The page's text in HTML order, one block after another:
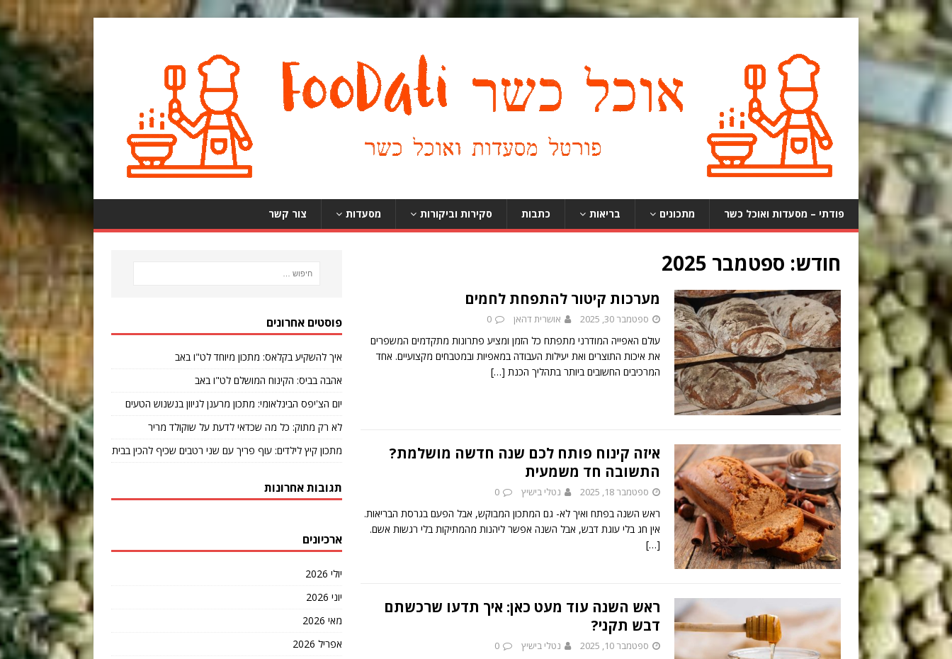
פודתי – מסעדות ואוכל כשר מתכונים בריאות כתבות סקירות וביקורות מסעדות צור קשר
חודש: ספטמבר 2025
מערכות קיטור להתפחת לחמים
ספטמבר 30, 2025 אושרית דהאן 0
עולם האפייה המודרני מתפתח כל הזמן ומציע פתרונות מתקדמים המשפרים
את איכות התוצרים ואת יעילות העבודה במאפיות ובמטבחים מקצועיים. אחד
המרכיבים החשובים ביותר בתהליך הכנת […]
איזה קינוח פותח לכם שנה חדשה מושלמת?
התשובה חד משמעית
ספטמבר 18, 2025 נטלי בישיץ 0
ראש השנה בפתח ואיך לא- גם המתכון המבוקש, אבל הפעם בגרסת הבריאות.
אין חג בלי עוגת דבש, אבל השנה אפשר ליהנות מהמתיקות בלי רגשות אשם.
[…]
ראש השנה עוד מעט כאן: איך תדעו שרכשתם
דבש תקני?
ספטמבר 10, 2025 נטלי בישיץ 0
פוסטים אחרונים
איך להשקיע בקלאס: מתכון מיוחד לט"ו באב
אהבה בביס: הקינוח המושלם לט"ו באב
יום הצ'יפס הבינלאומי: מתכון מרענן לגיוון בנשנוש הטעים
לא רק מתוק: כל מה שכדאי לדעת על שוקולד מריר
מתכון קיץ לילדים: עוף פריך עם שני רטבים שכיף להכין בבית
תגובות אחרונות
ארכיונים
יולי 2026
יוני 2026
מאי 2026
אפריל 2026